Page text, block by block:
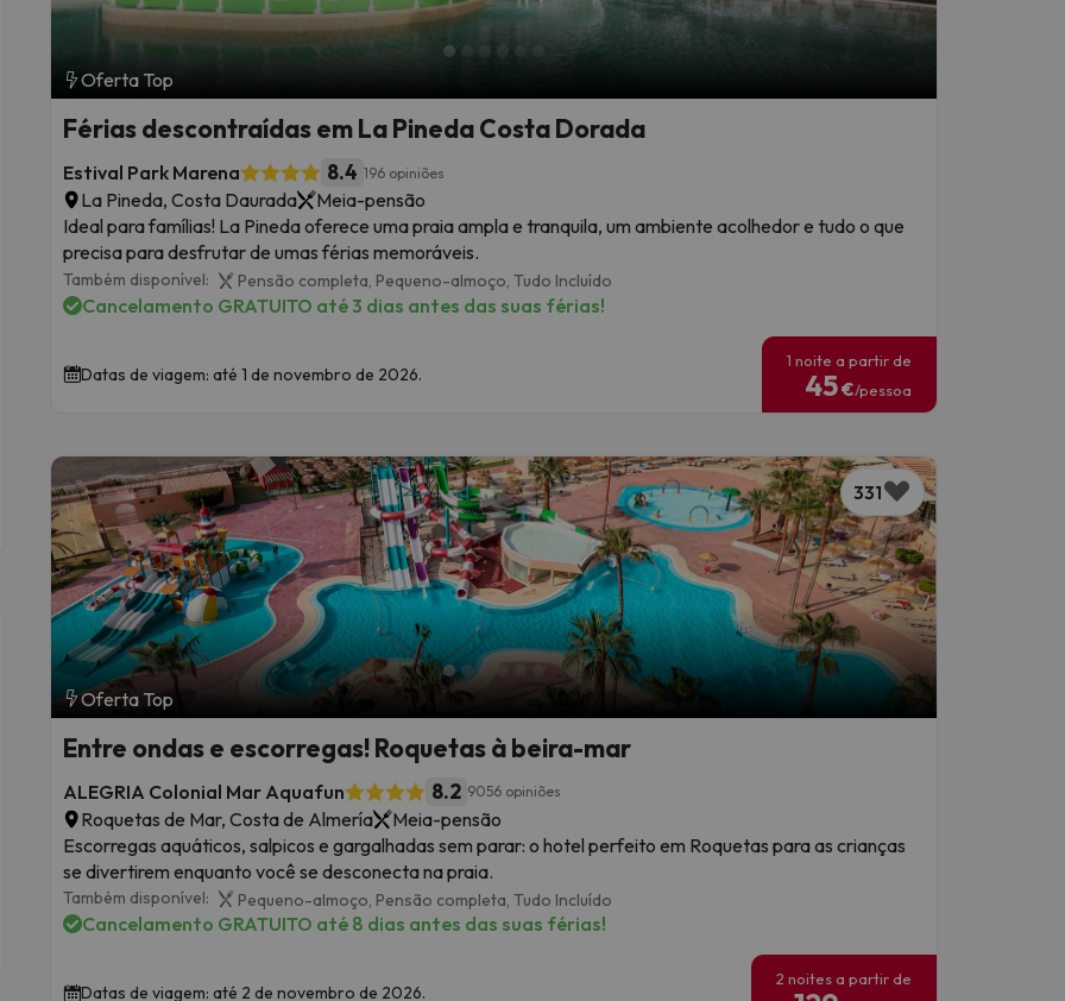
Oferta Top
Férias descontraídas em La Pineda Costa Dorada
Estival Park Marena 8.4 196 opiniões
La Pineda, Costa Daurada
Meia-pensão
Ideal para famílias! La Pineda oferece uma praia ampla e tranquila, um ambiente acolhedor e tudo o que
precisa para desfrutar de umas férias memoráveis.
Também disponível: Pensão completa, Pequeno-almoço,Tudo Incluído
Cancelamento GRATUITO até 3 dias antes das suas férias!
Datas de viagem: até 1 de novembro de 2026.
1 noite a partir de
45€/pessoa
331
Oferta Top
Entre ondas e escorregas! Roquetas à beira-mar
ALEGRIA Colonial Mar Aquafun 8.2 9056 opiniões
Roquetas de Mar, Costa de Almería
Meia-pensão
Escorregas aquáticos, salpicos e gargalhadas sem parar: o hotel perfeito em Roquetas para as crianças
se divertirem enquanto você se desconecta na praia.
Também disponível: Pequeno-almoço, Pensão completa,Tudo Incluído
Cancelamento GRATUITO até 8 dias antes das suas férias!
Datas de viagem: até 2 de novembro de 2026.
2 noites a partir de